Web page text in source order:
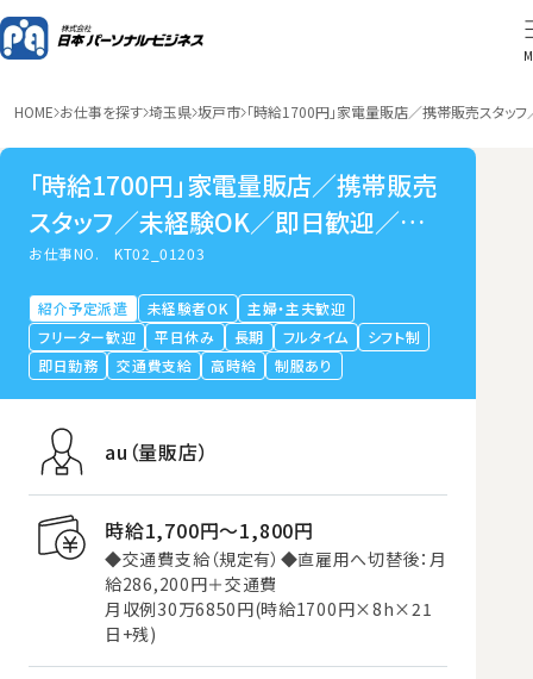
HOME お仕事を探す 埼玉県 坂戸市 「時給1700円」家電量販店／携帯販売スタッ
「時給1700円」家電量販店／携帯販売
スタッフ／未経験OK／即日歓迎／坂
戸市
お仕事NO.KT02_01203
紹介予定派遣 未経験者OK
主婦・主夫歓迎
フリーター歓迎
平日休み 長期 フルタイム
シフト制
即日勤務
交通費支給 高時給 制服あり
au（量販店）
時給1,700円〜1,800円
◆交通費支給（規定有）◆直雇用へ切替後：月
給286,200円＋交通費
月収例30万6850円(時給1700円×8h×21
日+残)